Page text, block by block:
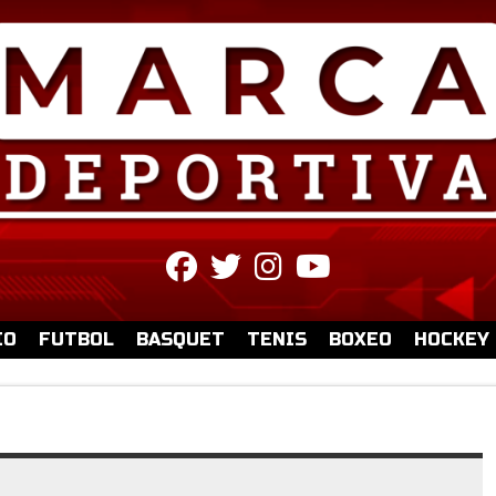
fab
fa-
facebook
fab
fa-
twitter
fab
fa-
instagram
fa-
youtube
FUTBOL BASQUET TENIS BOXEO HOCKEY